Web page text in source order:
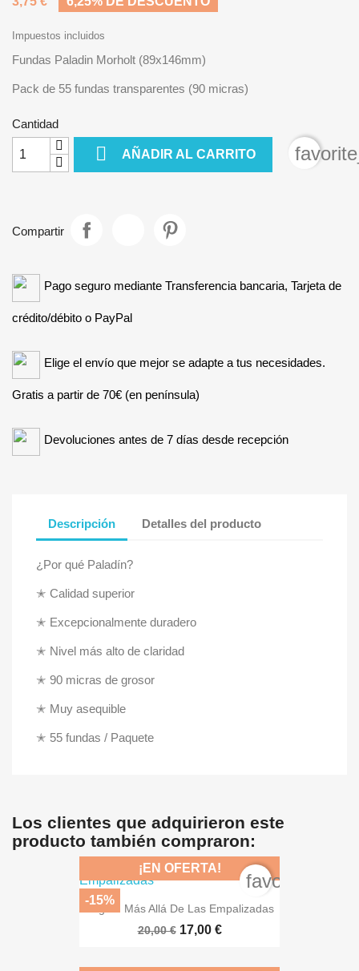
Impuestos incluidos
Fundas Paladin Morholt (89x146mm)
Pack de 55 fundas transparentes (90 micras)
Cantidad
 AÑADIR AL CARRITO
Compartir
Pago seguro mediante Transferencia bancaria, Tarjeta de
crédito/débito o PayPal
Elige el envío que mejor se adapte a tus necesidades.
Gratis a partir de 70€ (en península)
Devoluciones antes de 7 días desde recepción
Descripción Detalles del producto
¿Por qué Paladín?
✭ Calidad superior
✭ Excepcionalmente duradero
✭ Nivel más alto de claridad
✭ 90 micras de grosor
✭ Muy asequible
✭ 55 fundas / Paquete
Los clientes que adquirieron este
producto también compraron:
Pagan: Más Allá De Las Empalizadas
20,00 € 17,00 €
¡EN OFERTA!
-15%